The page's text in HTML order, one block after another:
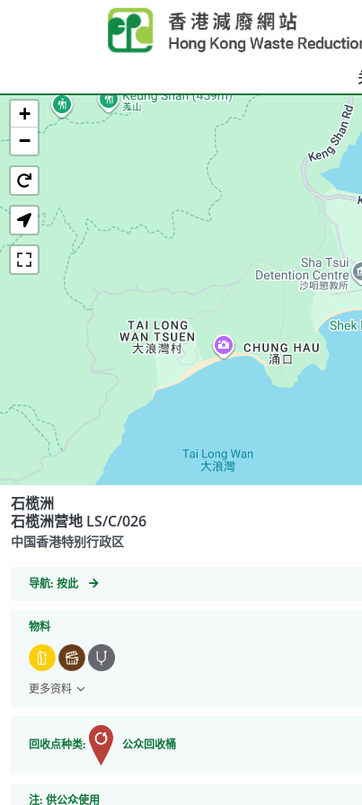
Skip to main content
首页
+
−
石榄洲
石榄洲营地 LS/C/026
中国香港特别行政区
导航: GeoCoordinates
按此
物料
更多资料
回收点种类: 公众回收桶
注: 注
供公众使用